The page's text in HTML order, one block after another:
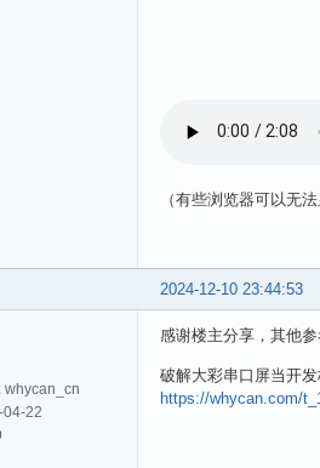
（有些浏览器可以无法
2024-12-10 23:44:53
whycan_cn
04-22
感谢楼主分享，其他参
破解大彩串口屏当开
https://whycan.com/